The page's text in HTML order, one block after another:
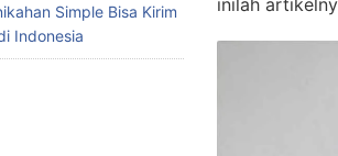
inilah
Simple Bisa Kirim
Indonesia